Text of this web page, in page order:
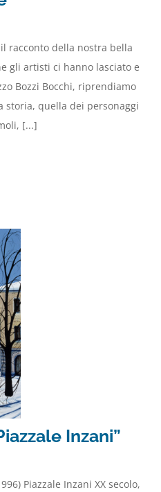
racconto della nostra bella
gli artisti ci hanno lasciato e
Bozzi Bocchi, riprendiamo
storia, quella dei personaggi
[...]
Inzani”
Piazzale Inzani XX secolo,